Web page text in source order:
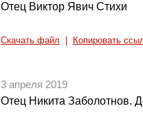
Отец Виктор Явич Стихи
Скачать файл Копировать
3 апреля 2019
Отец Никита Заболотнов.